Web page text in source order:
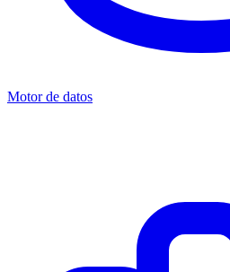
Motor de datos